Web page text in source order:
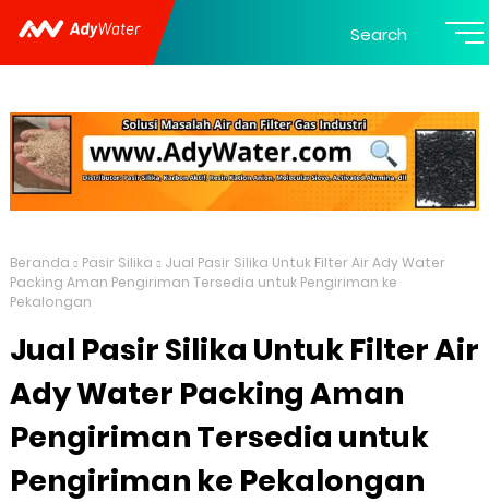
Search
Beranda Pasir Silika
Jual Pasir Silika Untuk Filter Air Ady Water
Packing Aman Pengiriman Tersedia untuk Pengiriman ke
Pekalongan
Jual Pasir Silika Untuk Filter Air
Ady Water Packing Aman
Pengiriman Tersedia untuk
Pengiriman ke Pekalongan